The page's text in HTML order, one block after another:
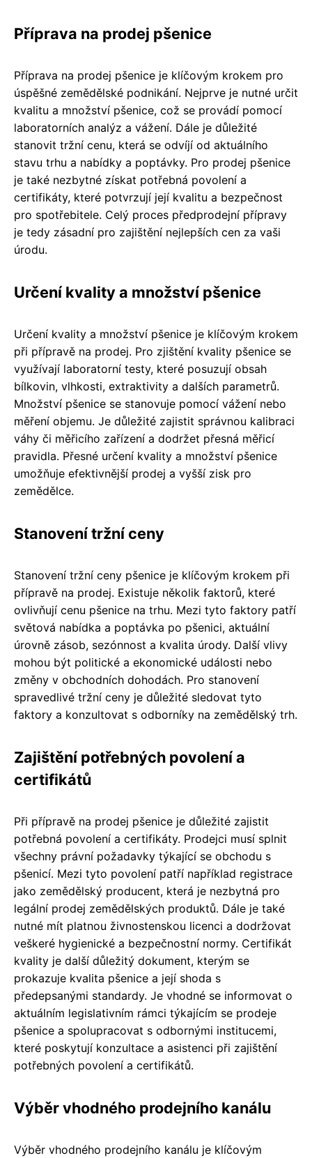
Příprava na prodej pšenice
Příprava na prodej pšenice je klíčovým krokem pro
úspěšné zemědělské podnikání. Nejprve je nutné určit
kvalitu a množství pšenice, což se provádí pomocí
laboratorních analýz a vážení. Dále je důležité
stanovit tržní cenu, která se odvíjí od aktuálního
stavu trhu a nabídky a poptávky. Pro prodej pšenice
je také nezbytné získat potřebná povolení a
certifikáty, které potvrzují její kvalitu a bezpečnost
pro spotřebitele. Celý proces předprodejní přípravy
je tedy zásadní pro zajištění nejlepších cen za vaši
úrodu.
Určení kvality a množství pšenice
Určení kvality a množství pšenice je klíčovým krokem
při přípravě na prodej. Pro zjištění kvality pšenice se
využívají laboratorní testy, které posuzují obsah
bílkovin, vlhkosti, extraktivity a dalších parametrů.
Množství pšenice se stanovuje pomocí vážení nebo
měření objemu. Je důležité zajistit správnou kalibraci
váhy či měřicího zařízení a dodržet přesná měřicí
pravidla. Přesné určení kvality a množství pšenice
umožňuje efektivnější prodej a vyšší zisk pro
zemědělce.
Stanovení tržní ceny
Stanovení tržní ceny pšenice je klíčovým krokem při
přípravě na prodej. Existuje několik faktorů, které
ovlivňují cenu pšenice na trhu. Mezi tyto faktory patří
světová nabídka a poptávka po pšenici, aktuální
úrovně zásob, sezónnost a kvalita úrody. Další vlivy
mohou být politické a ekonomické události nebo
změny v obchodních dohodách. Pro stanovení
spravedlivé tržní ceny je důležité sledovat tyto
faktory a konzultovat s odborníky na zemědělský trh.
Zajištění potřebných povolení a
certifikátů
Při přípravě na prodej pšenice je důležité zajistit
potřebná povolení a certifikáty. Prodejci musí splnit
všechny právní požadavky týkající se obchodu s
pšenicí. Mezi tyto povolení patří například registrace
jako zemědělský producent, která je nezbytná pro
legální prodej zemědělských produktů. Dále je také
nutné mít platnou živnostenskou licenci a dodržovat
veškeré hygienické a bezpečnostní normy. Certifikát
kvality je další důležitý dokument, kterým se
prokazuje kvalita pšenice a její shoda s
předepsanými standardy. Je vhodné se informovat o
aktuálním legislativním rámci týkajícím se prodeje
pšenice a spolupracovat s odbornými institucemi,
které poskytují konzultace a asistenci při zajištění
potřebných povolení a certifikátů.
Výběr vhodného prodejního kanálu
Výběr vhodného prodejního kanálu je klíčovým